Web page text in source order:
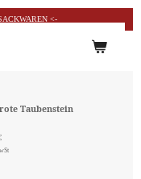
<-
Taubenstein